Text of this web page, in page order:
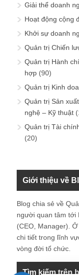
Giải thể doanh
Hoạt động cộng
Khởi sự doanh
Quản trị Chiến
Quản trị Hành
hợp (90)
Quản trị Kinh
Quản trị Sản
nghệ – Kỹ thuật
Quản trị Tài
(20)
Giới thiệu về
Blog chia sẻ về
người quan tâm tới
(CEO, Manager).
chi tiết trong lĩnh
vòng đời tổ chức.
Tìm kiếm trên